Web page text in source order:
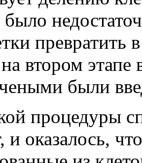
было
превратить
втором этапе
были
процедуры
и оказалось,